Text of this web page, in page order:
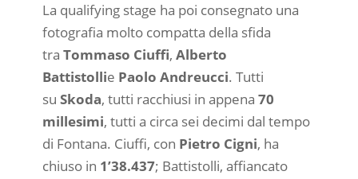
La qualifying stage ha poi consegnato una
fotografia molto compatta della sfida
tra Tommaso Ciuffi, Alberto
Battistollie Paolo Andreucci. Tutti
su Skoda, tutti racchiusi in appena 70
millesimi, tutti a circa sei decimi dal tempo
di Fontana. Ciuffi, con Pietro Cigni, ha
chiuso in 1’38.437; Battistolli, affiancato